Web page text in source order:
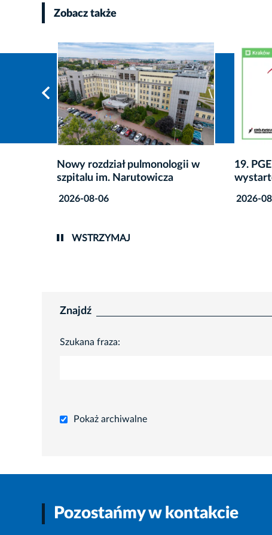
Zobacz także
19. PGE Bieg Trzech Kopców:
wystartowały zapisy
2026-08-06
Co
2026-
WSTRZYMAJ
Znajdź
Szukana fraza:
Pokaż archiwalne
Pozostańmy w kontakcie